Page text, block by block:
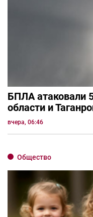
БПЛА атаковали
области и
вчера, 06:46
Общество